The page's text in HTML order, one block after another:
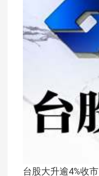
台股大升逾4%收市